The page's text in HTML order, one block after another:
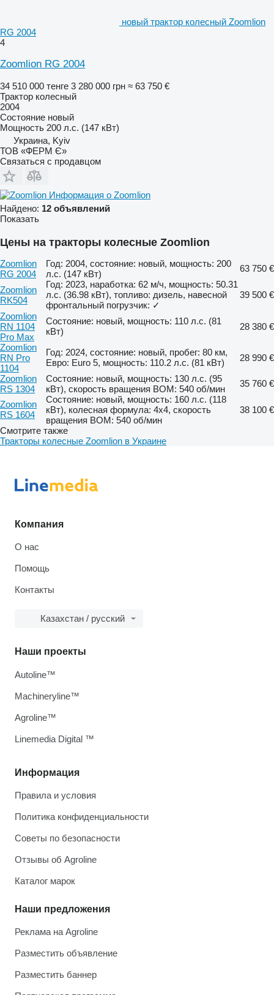
новый трактор колесный Zoomlion
RG 2004
4
Zoomlion RG 2004
34 510 000 тенге 3 280 000 грн ≈ 63 750 €
Трактор колесный
2004
Состояние новый
Мощность 200 л.с. (147 кВт)
Украина, Kyiv
ТОВ «ФЕРМ Є»
Связаться с продавцом
Информация о Zoomlion
Найдено: 12 объявлений
Показать
Цены на тракторы колесные Zoomlion
Zoomlion
RG 2004
Год: 2004, состояние: новый, мощность: 200
л.с. (147 кВт)
63 750 €
Zoomlion
RK504
Год: 2023, наработка: 62 м/ч, мощность: 50.31
л.с. (36.98 кВт), топливо: дизель, навесной
фронтальный погрузчик: ✓
39 500 €
Zoomlion
RN 1104
Pro Max
Состояние: новый, мощность: 110 л.с. (81
кВт)
28 380 €
Zoomlion
RN Pro
1104
Год: 2024, состояние: новый, пробег: 80 км,
Евро: Euro 5, мощность: 110.2 л.с. (81 кВт)
28 990 €
Zoomlion
RS 1304
Состояние: новый, мощность: 130 л.с. (95
кВт), скорость вращения ВОМ: 540 об/мин
35 760 €
Zoomlion
RS 1604
Состояние: новый, мощность: 160 л.с. (118
кВт), колесная формула: 4x4, скорость
вращения ВОМ: 540 об/мин
38 100 €
Смотрите также
Тракторы колесные Zoomlion в Украине
Компания
О нас
Помощь
Контакты
Казахстан / русский
Информация
Правила и условия
Политика конфиденциальности
Советы по безопасности
Отзывы об Agroline
Каталог марок
Наши предложения
Реклама на Agroline
Разместить объявление
Разместить баннер
Наши проекты
Autoline™
Machineryline™
Agroline™
Linemedia Digital ™